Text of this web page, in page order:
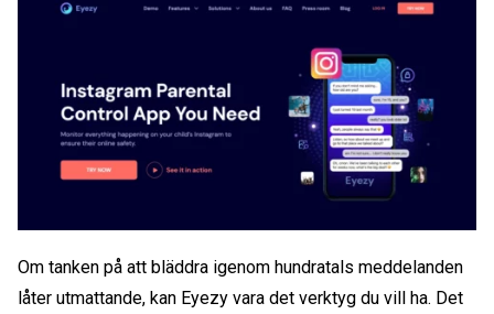
Om tanken på att bläddra igenom hundratals meddelanden
låter utmattande, kan Eyezy vara det verktyg du vill ha. Det